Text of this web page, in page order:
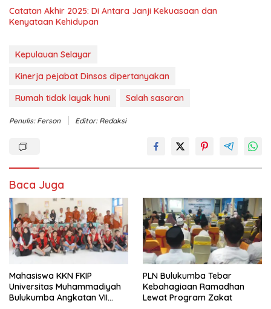
‎Catatan Akhir 2025: Di Antara Janji Kekuasaan dan
Kenyataan Kehidupan
Kepulauan Selayar
Kinerja pejabat Dinsos dipertanyakan
Rumah tidak layak huni
Salah sasaran
Penulis: Ferson Editor: Redaksi
Baca Juga
Mahasiswa KKN FKIP
Universitas Muhammadiyah
Bulukumba Angkatan VII
PLN Bulukumba Tebar
Kebahagiaan Ramadhan
Lewat Program Zakat